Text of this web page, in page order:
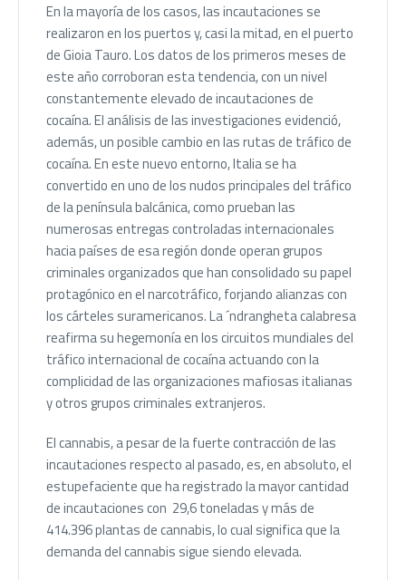
En la mayoría de los casos, las incautaciones se
realizaron en los puertos y, casi la mitad, en el puerto
de Gioia Tauro. Los datos de los primeros meses de
este año corroboran esta tendencia, con un nivel
constantemente elevado de incautaciones de
cocaína. El análisis de las investigaciones evidenció,
además, un posible cambio en las rutas de tráfico de
cocaína. En este nuevo entorno, Italia se ha
convertido en uno de los nudos principales del tráfico
de la península balcánica, como prueban las
numerosas entregas controladas internacionales
hacia países de esa región donde operan grupos
criminales organizados que han consolidado su papel
protagónico en el narcotráfico, forjando alianzas con
los cárteles suramericanos. La ´ndrangheta calabresa
reafirma su hegemonía en los circuitos mundiales del
tráfico internacional de cocaína actuando con la
complicidad de las organizaciones mafiosas italianas
y otros grupos criminales extranjeros.
El cannabis, a pesar de la fuerte contracción de las
incautaciones respecto al pasado, es, en absoluto, el
estupefaciente que ha registrado la mayor cantidad
de incautaciones con 29,6 toneladas y más de
414.396 plantas de cannabis, lo cual significa que la
demanda del cannabis sigue siendo elevada.